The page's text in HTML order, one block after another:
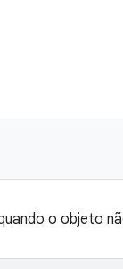
o objeto